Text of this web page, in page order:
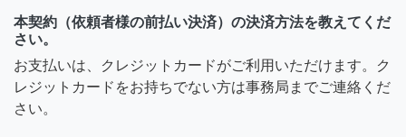
本契約（依頼者様の前払い決済）の決済方法を教えてくだ
さい。
お支払いは、クレジットカードがご利用いただけます。ク
レジットカードをお持ちでない方は事務局までご連絡くだ
さい。